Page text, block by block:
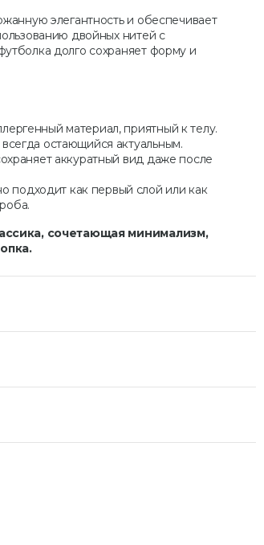
элегантность и обеспечивает
двойных нитей с
долго сохраняет форму и
материал, приятный к телу.
остающийся актуальным.
аккуратный вид даже после
подходит как первый слой или как
сочетающая минимализм,